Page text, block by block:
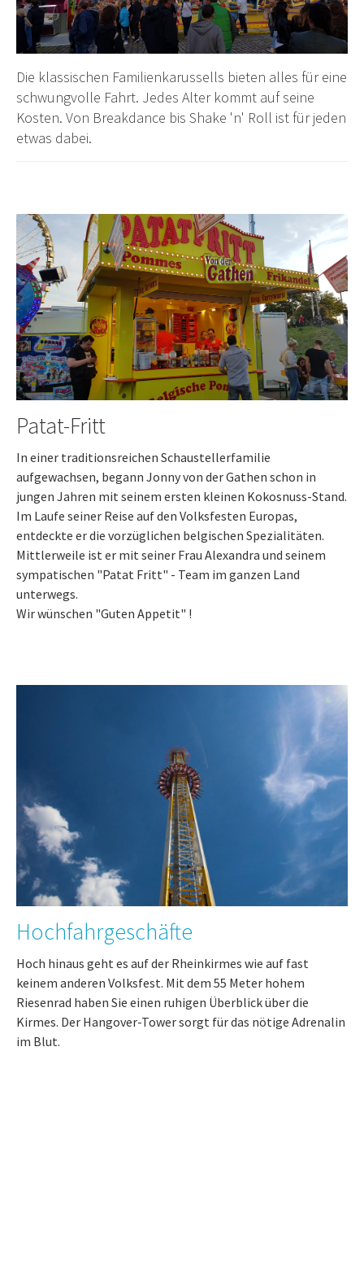
Die klassischen Familienkarussells bieten alles für eine
schwungvolle Fahrt. Jedes Alter kommt auf seine
Kosten. Von Breakdance bis Shake 'n' Roll ist für jeden
etwas dabei.
Patat-Fritt
In einer traditionsreichen Schaustellerfamilie
aufgewachsen, begann Jonny von der Gathen schon in
jungen Jahren mit seinem ersten kleinen Kokosnuss-Stand.
Im Laufe seiner Reise auf den Volksfesten Europas,
entdeckte er die vorzüglichen belgischen Spezialitäten.
Mittlerweile ist er mit seiner Frau Alexandra und seinem
sympatischen "Patat Fritt" - Team im ganzen Land
unterwegs.
Wir wünschen "Guten Appetit" !
Hochfahrgeschäfte
Hoch hinaus geht es auf der Rheinkirmes wie auf fast
keinem anderen Volksfest. Mit dem 55 Meter hohem
Riesenrad haben Sie einen ruhigen Überblick über die
Kirmes. Der Hangover-Tower sorgt für das nötige Adrenalin
im Blut.